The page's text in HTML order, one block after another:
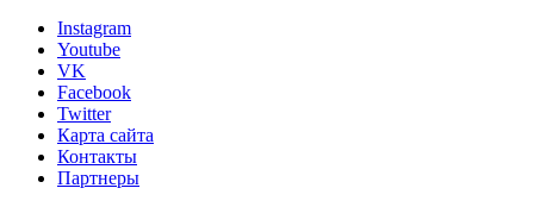
Instagram
Youtube
VK
Facebook
Twitter
Карта сайта
Контакты
Партнеры